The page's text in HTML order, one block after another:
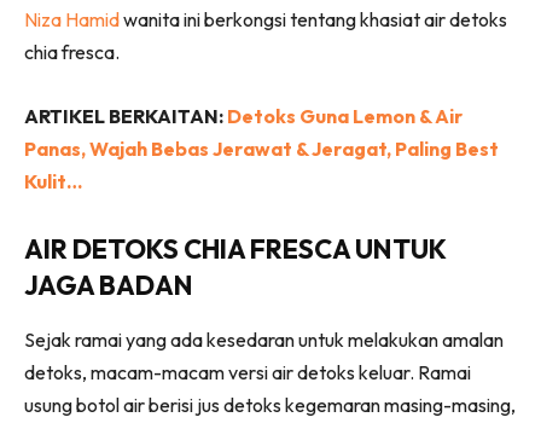
Niza Hamidwanita ini berkongsi tentang khasiat air detoks
chia fresca.
ARTIKEL BERKAITAN: Detoks Guna Lemon & Air
Panas, Wajah Bebas Jerawat & Jeragat, Paling Best
Kulit…
AIR DETOKS CHIA FRESCA UNTUK
JAGA BADAN
Sejak ramai yang ada kesedaran untuk melakukan amalan
detoks, macam-macam versi air detoks keluar. Ramai
usung botol air berisi jus detoks kegemaran masing-masing,